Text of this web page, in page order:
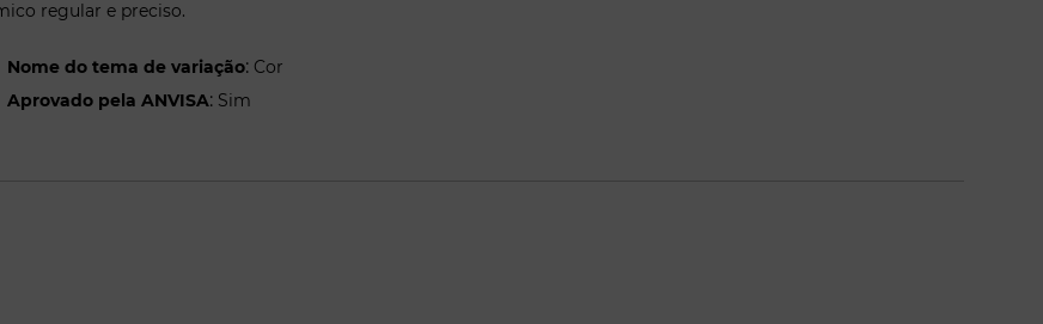
regular e preciso.
Nome do tema de variação: Cor
Aprovado pela ANVISA: Sim